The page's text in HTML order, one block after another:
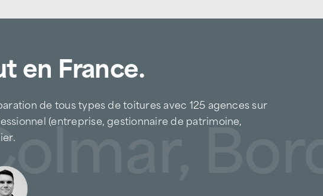
en France.
de tous types de toitures avec 125 agences sur
(entreprise, gestionnaire de patrimoine,